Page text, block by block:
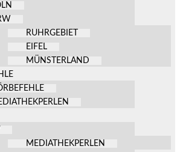
RUHRGEBIET
EIFEL
MÜNSTERLAND
MEDIATHEKPERLEN